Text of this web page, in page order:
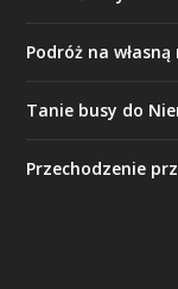
Podróż na
Tanie busy do
Przechodzenie